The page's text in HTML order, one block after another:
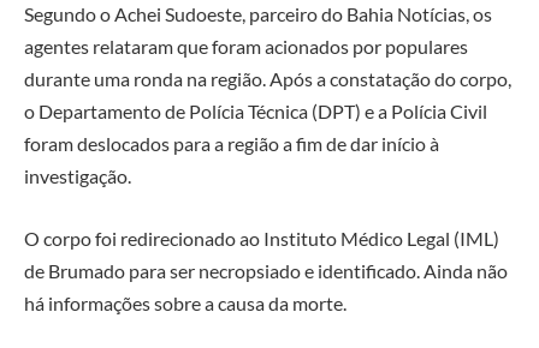
Segundo o Achei Sudoeste, parceiro do Bahia Notícias, os
agentes relataram que foram acionados por populares
durante uma ronda na região. Após a constatação do corpo,
o Departamento de Polícia Técnica (DPT) e a Polícia Civil
foram deslocados para a região a fim de dar início à
investigação.
O corpo foi redirecionado ao Instituto Médico Legal (IML)
de Brumado para ser necropsiado e identificado. Ainda não
há informações sobre a causa da morte.